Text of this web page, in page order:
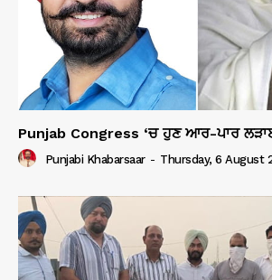
Punjab Congress ‘ਚ ਹੁਣ ਆਰ-ਪਾਰ
Punjabi Khabarsaar - Thursday, 6 August